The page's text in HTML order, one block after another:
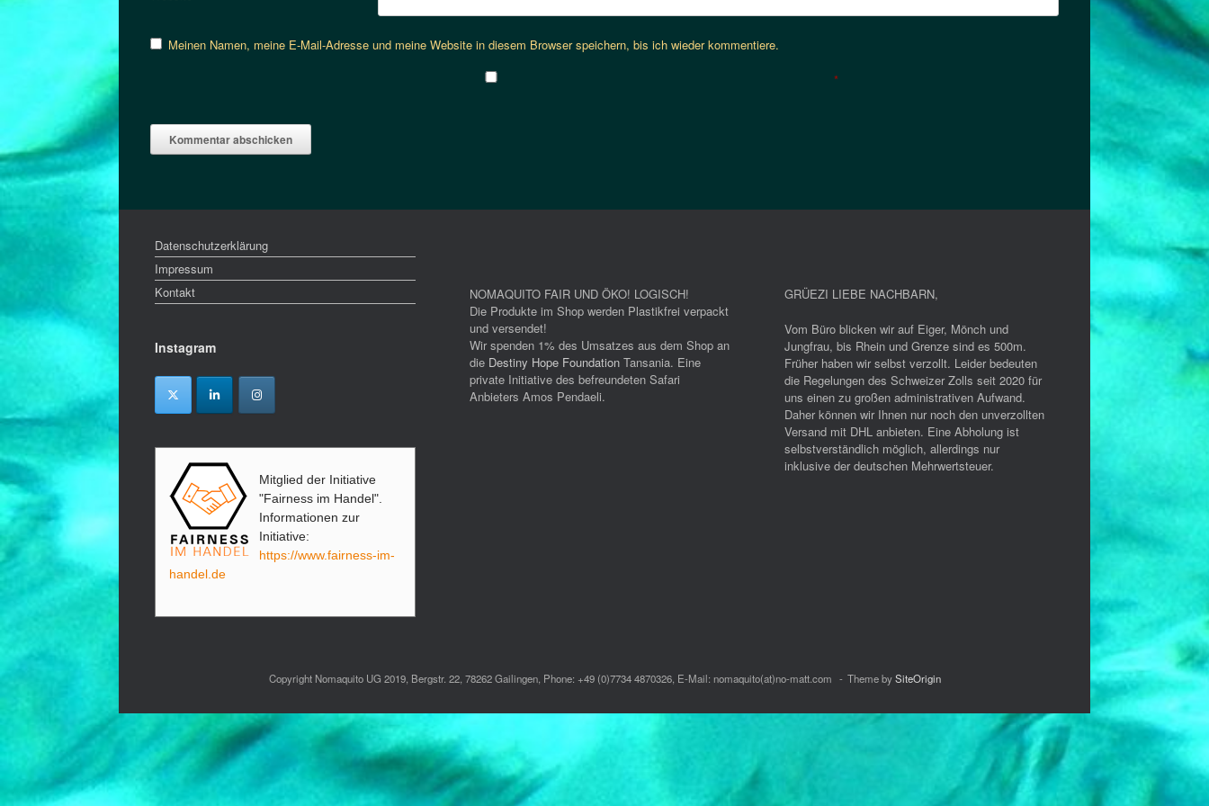
Meinen Namen, meine E-Mail-Adresse und meine Website in diesem Browser speichern, bis ich wieder kommentiere.
*
Datenschutzerklärung
Impressum
Kontakt
Instagram
Mitglied der Initiative
"Fairness im Handel".
Informationen zur
Initiative:
https://www.fairness-im-
handel.de
NOMAQUITO FAIR UND ÖKO! LOGISCH!
Die Produkte im Shop werden Plastikfrei verpackt
und versendet!
Wir spenden 1% des Umsatzes aus dem Shop an
die Destiny Hope Foundation Tansania. Eine
private Initiative des befreundeten Safari
Anbieters Amos Pendaeli.
GRÜEZI LIEBE NACHBARN,
Vom Büro blicken wir auf Eiger, Mönch und
Jungfrau, bis Rhein und Grenze sind es 500m.
Früher haben wir selbst verzollt. Leider bedeuten
die Regelungen des Schweizer Zolls seit 2020 für
uns einen zu großen administrativen Aufwand.
Daher können wir Ihnen nur noch den unverzollten
Versand mit DHL anbieten. Eine Abholung ist
selbstverständlich möglich, allerdings nur
inklusive der deutschen Mehrwertsteuer.
Copyright Nomaquito UG 2019, Bergstr. 22, 78262 Gailingen, Phone: +49 (0)7734 4870326, E-Mail: nomaquito(at)no-matt.com Theme bySiteOrigin